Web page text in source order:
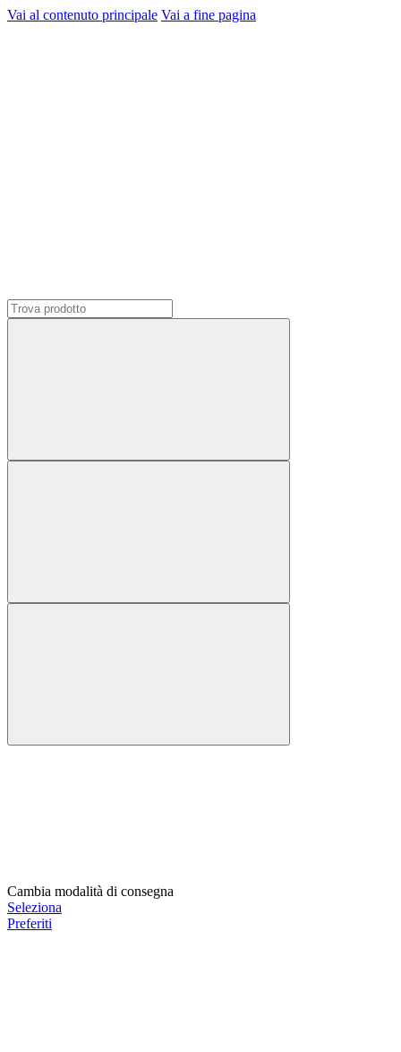
Vai al contenuto principale Vai a fine pagina
Cambia modalità di consegna
Seleziona
Preferiti